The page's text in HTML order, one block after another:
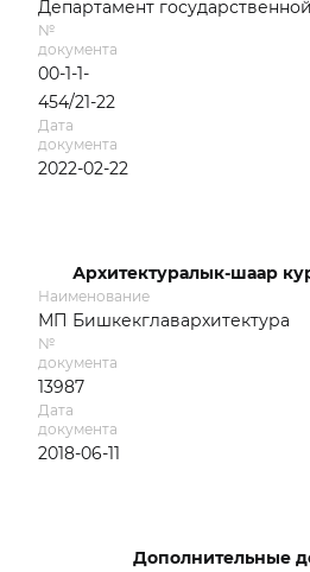
Департамент
№
документа
00-1-1-
454/21-22
Дата
документа
2022-02-22
Архитектуралык-шаар
Наименование
МП Бишкекглавархитектура
№
документа
13987
Дата
документа
2018-06-11
Дополнительные